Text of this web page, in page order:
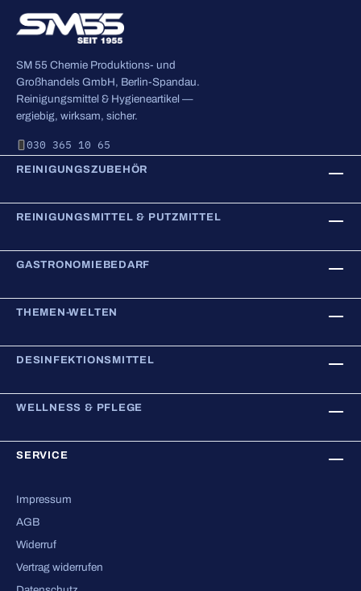
SM 55 Chemie Produktions- und
Großhandels GmbH, Berlin-Spandau.
Reinigungsmittel & Hygieneartikel —
ergiebig, wirksam, sicher.
030 365 10 65
REINIGUNGSZUBEHÖR
REINIGUNGSMITTEL & PUTZMITTEL
GASTRONOMIEBEDARF
THEMEN-WELTEN
DESINFEKTIONSMITTEL
WELLNESS & PFLEGE
SERVICE
Impressum
AGB
Widerruf
Vertrag widerrufen